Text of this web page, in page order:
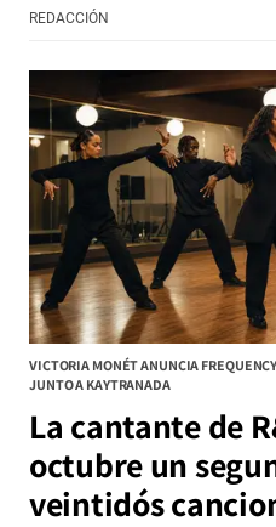
REDACCIÓN
VICTORIA MONÉT ANUNCIA
JUNTO A KAYTRANADA
La cantante de
octubre un
veintidós